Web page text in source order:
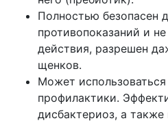
Полностью безопасен
противопоказаний и
действия, разрешен
щенков.
Может
профилактики.
дисбактериоз, а